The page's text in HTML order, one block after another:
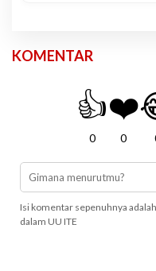
KOMENTAR
👍
0
❤️
0
Isi komentar sepenuhnya
dalam UU ITE